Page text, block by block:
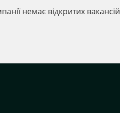
немає відкритих вакансій